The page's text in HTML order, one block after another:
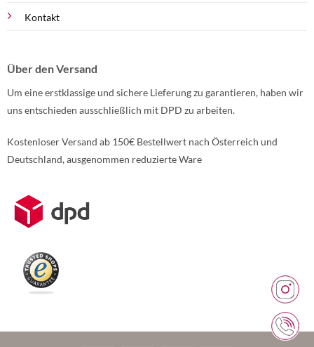
Kontakt
Über den Versand
Um eine erstklassige und sichere Lieferung zu garantieren, haben wir
uns entschieden ausschließlich mit DPD zu arbeiten.
Kostenloser Versand ab 150€ Bestellwert nach Österreich und
Deutschland, ausgenommen reduzierte Ware
Weitere Informationen über den gesperrten Inhalt.